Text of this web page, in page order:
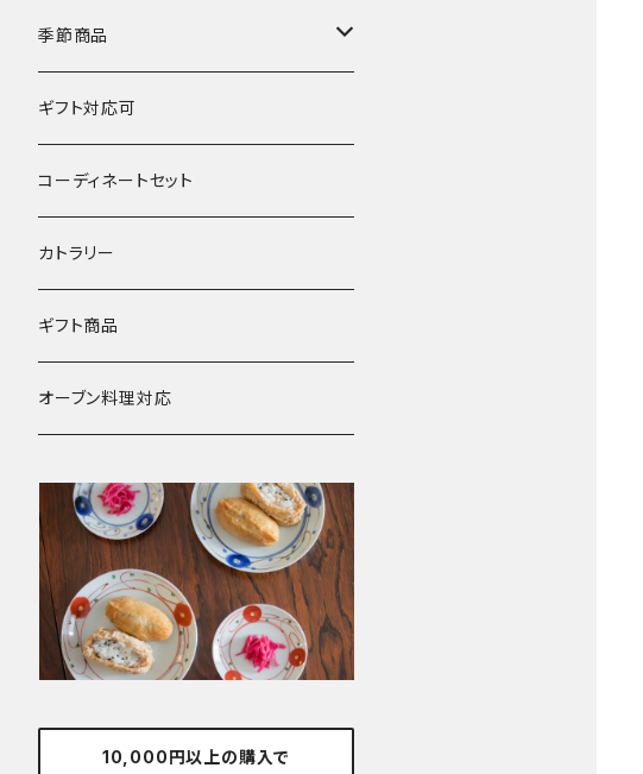
湯呑･カップ
鍋
その他
霞仙（KASEN）
春窯
陶玉
季節商品
夏
水うちわ
浮き玉
冬
ギフト対応可
コーディネートセット
カトラリー
ギフト商品
オーブン料理対応
10,000円以上の購入で